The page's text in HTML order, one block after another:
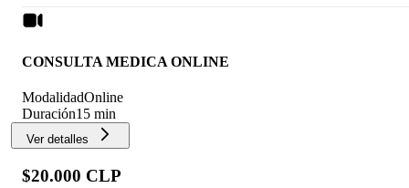
CONSULTA MEDICA ONLINE
ModalidadOnline
Duración15 min
Ver detalles
$20.000 CLP